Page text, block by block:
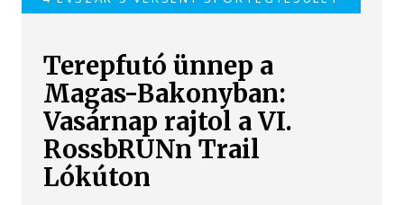
Terepfutó ünnep a
Magas-Bakonyban:
Vasárnap rajtol a VI.
RossbRUNn Trail
Lókúton